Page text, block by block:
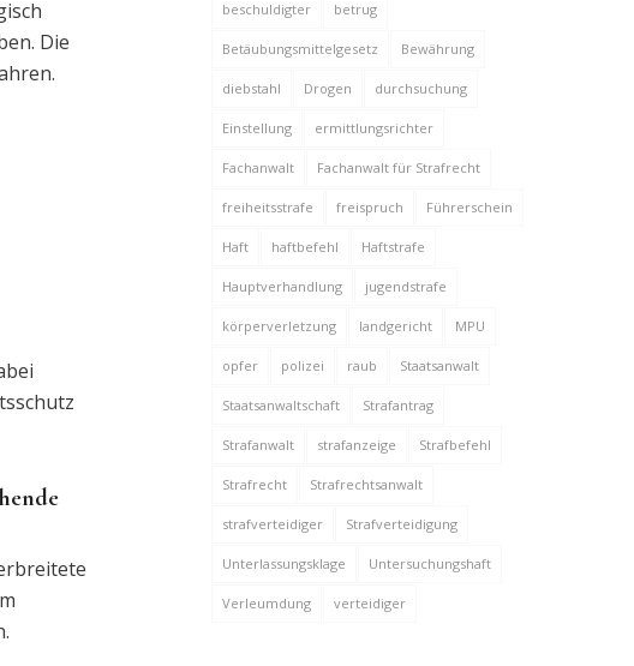
Die
beschuldigter betrug
Betäubungsmittelgesetz Bewährung
diebstahl Drogen durchsuchung
Einstellung ermittlungsrichter
Fachanwalt Fachanwalt für Strafrecht
freiheitsstrafe freispruch Führerschein
Haft haftbefehl Haftstrafe
Hauptverhandlung jugendstrafe
körperverletzung landgericht MPU
opfer polizei raub Staatsanwalt
Staatsanwaltschaft Strafantrag
Strafanwalt strafanzeige Strafbefehl
Strafrecht Strafrechtsanwalt
strafverteidiger Strafverteidigung
Unterlassungsklage Untersuchungshaft
Verleumdung verteidiger